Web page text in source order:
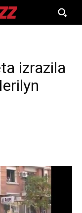
izrazila